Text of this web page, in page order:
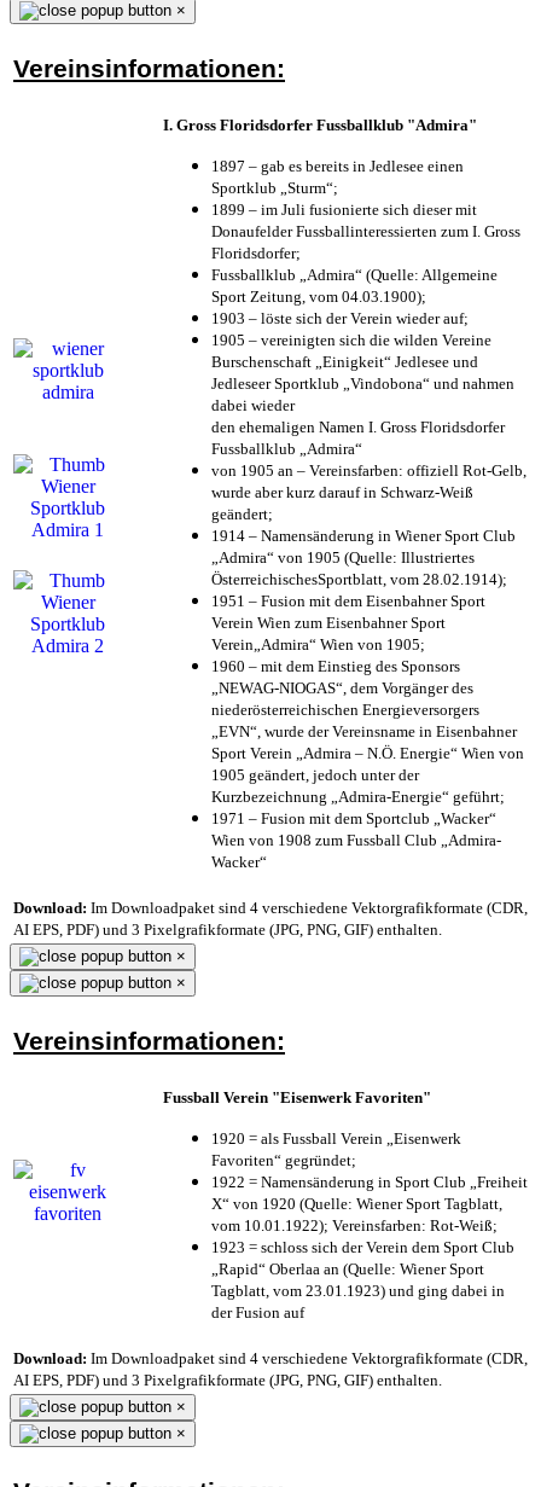
×
Vereinsinformationen:
I. Gross Floridsdorfer Fussballklub "Admira"
1897 – gab es bereits in Jedlesee einen
Sportklub „Sturm“;
1899 – im Juli fusionierte sich dieser mit
Donaufelder Fussballinteressierten zum I. Gross
Floridsdorfer;
Fussballklub „Admira“ (Quelle: Allgemeine
Sport Zeitung, vom 04.03.1900);
1903 – löste sich der Verein wieder auf;
1905 – vereinigten sich die wilden Vereine
Burschenschaft „Einigkeit“ Jedlesee und
Jedleseer Sportklub „Vindobona“ und nahmen
dabei wieder
den ehemaligen Namen I. Gross Floridsdorfer
Fussballklub „Admira“
von 1905 an – Vereinsfarben: offiziell Rot-Gelb,
wurde aber kurz darauf in Schwarz-Weiß
geändert;
1914 – Namensänderung in Wiener Sport Club
„Admira“ von 1905 (Quelle: Illustriertes
ÖsterreichischesSportblatt, vom 28.02.1914);
1951 – Fusion mit dem Eisenbahner Sport
Verein Wien zum Eisenbahner Sport
Verein„Admira“ Wien von 1905;
1960 – mit dem Einstieg des Sponsors
„NEWAG-NIOGAS“, dem Vorgänger des
niederösterreichischen Energieversorgers
„EVN“, wurde der Vereinsname in Eisenbahner
Sport Verein „Admira – N.Ö. Energie“ Wien von
1905 geändert, jedoch unter der
Kurzbezeichnung „Admira-Energie“ geführt;
1971 – Fusion mit dem Sportclub „Wacker“
Wien von 1908 zum Fussball Club „Admira-
Wacker“
Download: Im Downloadpaket sind 4 verschiedene Vektorgrafikformate (CDR,
AI EPS, PDF) und 3 Pixelgrafikformate (JPG, PNG, GIF) enthalten.
×
×
Vereinsinformationen:
Fussball Verein "Eisenwerk Favoriten"
1920 = als Fussball Verein „Eisenwerk
Favoriten“ gegründet;
1922 = Namensänderung in Sport Club „Freiheit
X“ von 1920 (Quelle: Wiener Sport Tagblatt,
vom 10.01.1922); Vereinsfarben: Rot-Weiß;
1923 = schloss sich der Verein dem Sport Club
„Rapid“ Oberlaa an (Quelle: Wiener Sport
Tagblatt, vom 23.01.1923) und ging dabei in
der Fusion auf
Download: Im Downloadpaket sind 4 verschiedene Vektorgrafikformate (CDR,
AI EPS, PDF) und 3 Pixelgrafikformate (JPG, PNG, GIF) enthalten.
×
×